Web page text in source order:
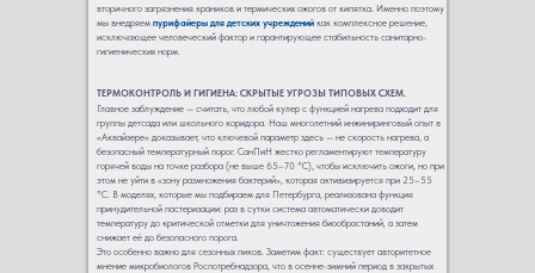
вторичного загрязнения краников и термических ожогов от кипятка. Именно поэтому
мы внедряем пурифайеры для детских учреждений как комплексное решение,
исключающее человеческий фактор и гарантирующее стабильность санитарно-
гигиенических норм.
Главное заблуждение — считать, что любой кулер с функцией нагрева подходит для
группы детсада или школьного коридора. Наш многолетний инжиниринговый опыт в
«Аквайзере» доказывает, что ключевой параметр здесь — не скорость нагрева, а
безопасный температурный порог. СанПиН жестко регламентируют температуру
горячей воды на точке разбора (не выше 65–70 °C), чтобы исключить ожоги, но при
этом не уйти в «зону размножения бактерий», которая активизируется при 25–55
°C. В моделях, которые мы подбираем для Петербурга, реализована функция
принудительной пастеризации: раз в сутки система автоматически доводит
температуру до критической отметки для уничтожения биообрастаний, а затем
снижает её до безопасного порога.
Это особенно важно для сезонных пиков. Заметим факт: существует авторитетное
мнение микробиологов Роспотребнадзора, что в осенне-зимний период в закрытых
ТЕРМОКОНТРОЛЬ И ГИГИЕНА: СКРЫТЫЕ УГРОЗЫ ТИПОВЫХ СХЕМ.